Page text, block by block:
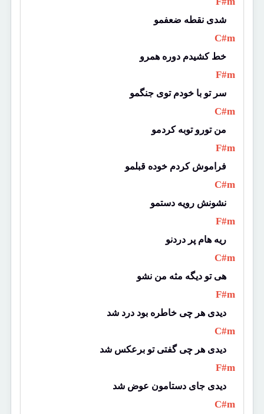
شدی نقطه ضعفمو
C#m
خط کشیدم دوره همرو
F#m
سر تو با خودم توی جنگمو
C#m
F#m
فراموش کردم خوده قبلمو
C#m
نشونش رویه دستمو
F#m
ریه هام پر دردنو
C#m
هی تو دیگه مثه من نشو
F#m
دیدی هر چی خاطره بود درد شد
C#m
دیدی هر چی گفتی تو برعکس شد
F#m
دیدی جای دستامون عوض شد
C#m